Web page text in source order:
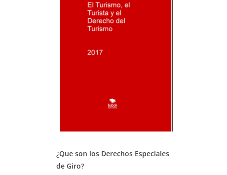
¿Que son los Derechos Especiales
de Giro?